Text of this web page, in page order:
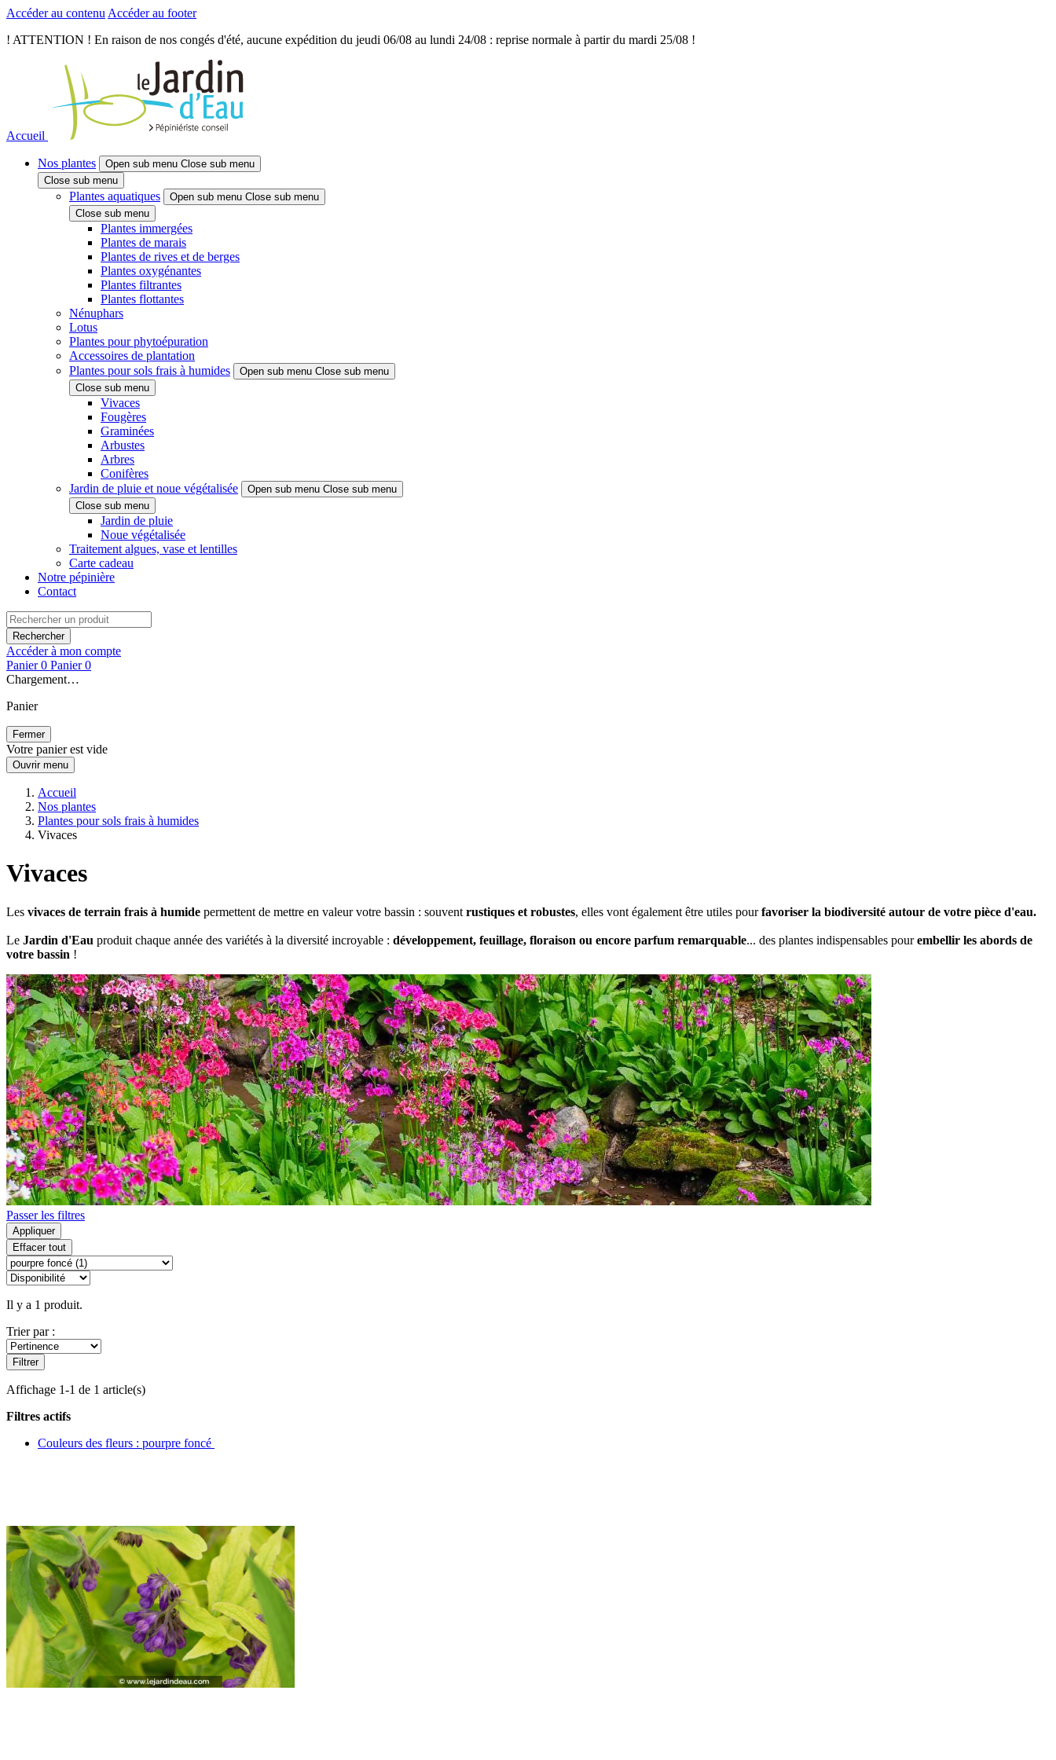
Accéder au contenu Accéder au footer
! ATTENTION ! En raison de nos congés d'été, aucune expédition du jeudi 06/08 au lundi 24/08 : reprise normale à partir du mardi 25/08 !
Accueil
Nos plantes Open sub menu Close sub menu
Close sub menu
Plantes aquatiques Open sub menu Close sub menu
Close sub menu
Plantes immergées
Plantes de marais
Plantes de rives et de berges
Plantes oxygénantes
Plantes filtrantes
Plantes flottantes
Nénuphars
Lotus
Plantes pour phytoépuration
Accessoires de plantation
Plantes pour sols frais à humides
Open sub menu Close sub menu
Close sub menu
Vivaces
Fougères
Graminées
Arbustes
Arbres
Conifères
Jardin de pluie et noue végétalisée
Open sub menu Close sub menu
Close sub menu
Jardin de pluie
Noue végétalisée
Traitement algues, vase et lentilles
Carte cadeau
Notre pépinière
Contact
Rechercher
Accéder à mon compte
Panier 0 Panier 0
Chargement…
Panier
Fermer
Votre panier est vide
Ouvrir menu
Accueil
Nos plantes
Plantes pour sols frais à humides
Vivaces
Vivaces
Les vivaces de terrain frais à humide permettent de mettre en valeur votre bassin : souvent rustiques et robustes, elles vont également être utiles pourfavoriser la biodiversité autour de votre pièce d'eau.
Le Jardin d'Eau produit chaque année des variétés à la diversité incroyable : développement, feuillage, floraison ou encore parfum remarquable... des plantes indispensables pourembellir les abords de
votre bassin !
Passer les filtres
Appliquer
Effacer tout
Il y a 1 produit.
Trier par :
Filtrer
Affichage 1-1 de 1 article(s)
Filtres actifs
Couleurs des fleurs : pourpre foncé